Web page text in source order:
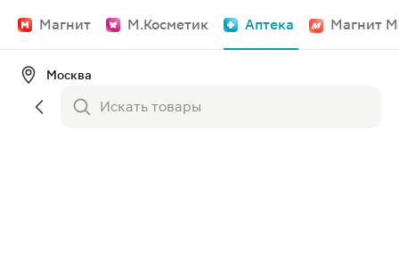
Магнит М.Косметик Аптека Магнит
Москва